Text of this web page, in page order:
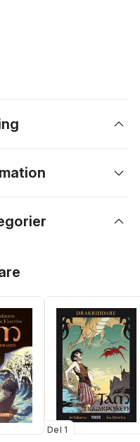
Del 1